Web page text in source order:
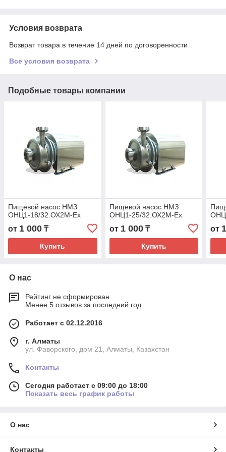
Условия возврата
Возврат товара в течение 14 дней по договоренности
Все условия возврата
Подобные товары компании
Пищевой насос НМЗ
ОНЦ1-18/32.ОХ2М-Ех
от 1 000 ₸
Купить
Пищевой насос НМЗ
ОНЦ1-25/32.ОХ2М-Ех
от 1 000₸
Купить
от
О нас
Рейтинг не сформирован
Менее 5 отзывов за последний год
Работает с 02.12.2016
г. Алматы
ул. Фаворского, дом 21, Алматы, Казахстан
Контакты
Сегодня работает с 09:00 до 18:00
Показать весь график работы
О нас
Контакты